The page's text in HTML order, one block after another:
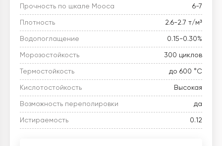
Прочность по шкале Мооса 6-7
Плотность 2.6-2.7 т/м³
Водопоглащение 0.15-0.30%
Морозостойкость 300 циклов
Термостойкость до 600 °C
Кислотостойкость Высокая
Возможность переполировки да
Истираемость 0.12